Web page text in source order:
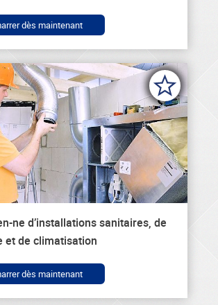
dès maintenant
ne d’installations sanitaires, de
et de climatisation
dès maintenant